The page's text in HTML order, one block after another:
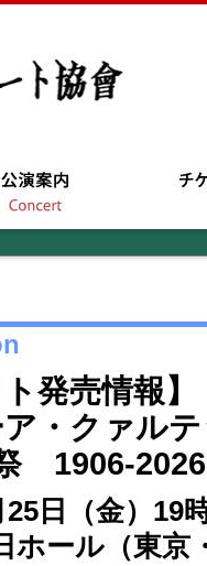
発売情報】
ア・クァル
1906-2026
日（金）19
ホール（東京